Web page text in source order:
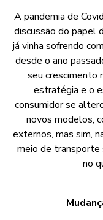
A pandemia de
discussão do papel
já vinha sofrendo
desde o ano
seu crescimento
estratégia e o
consumidor se
novos modelos,
externos, mas sim,
meio de
no